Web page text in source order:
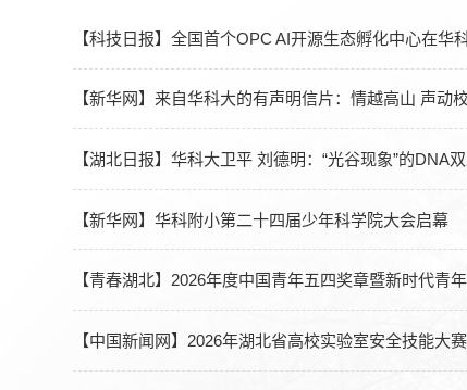
【科技日报】全国首个OPC AI开源生态孵化中心在华
【新华网】来自华科大的有声明信片：情越高山 声动
【湖北日报】华科大卫平 刘德明：“光谷现象”的DNA
【新华网】华科附小第二十四届少年科学院大会启幕
【青春湖北】2026年度中国青年五四奖章暨新时代青
【中国新闻网】2026年湖北省高校实验室安全技能大